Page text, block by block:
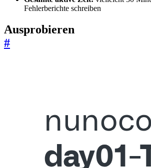
Fehlerberichte schreiben
Ausprobieren
#